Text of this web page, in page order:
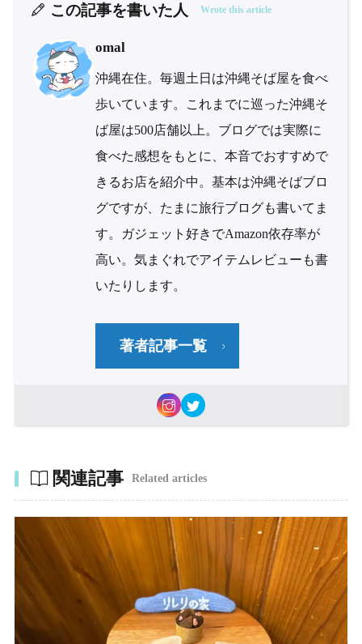
この記事を書いた人 Wrote this article
omal
沖縄在住。毎週土日は沖縄そば屋を食べ
歩いています。これまでに巡った沖縄そ
ば屋は500店舗以上。ブログでは実際に
食べた感想をもとに、本音でおすすめで
きるお店を紹介中。基本は沖縄そばブロ
グですが、たまに旅行ブログも書いてま
す。ガジェット好きでAmazon依存率が
高い。気まぐれでアイテムレビューも書
いたりします。
著者記事一覧
関連記事 Related articles